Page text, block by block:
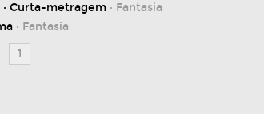
· Curta-metragem · Fantasia
· Fantasia
1